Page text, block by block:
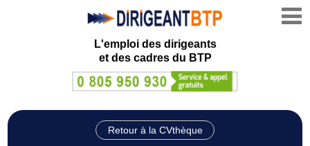
L'emploi des dirigeants
et des cadres du BTP
Retour à la CVthèque